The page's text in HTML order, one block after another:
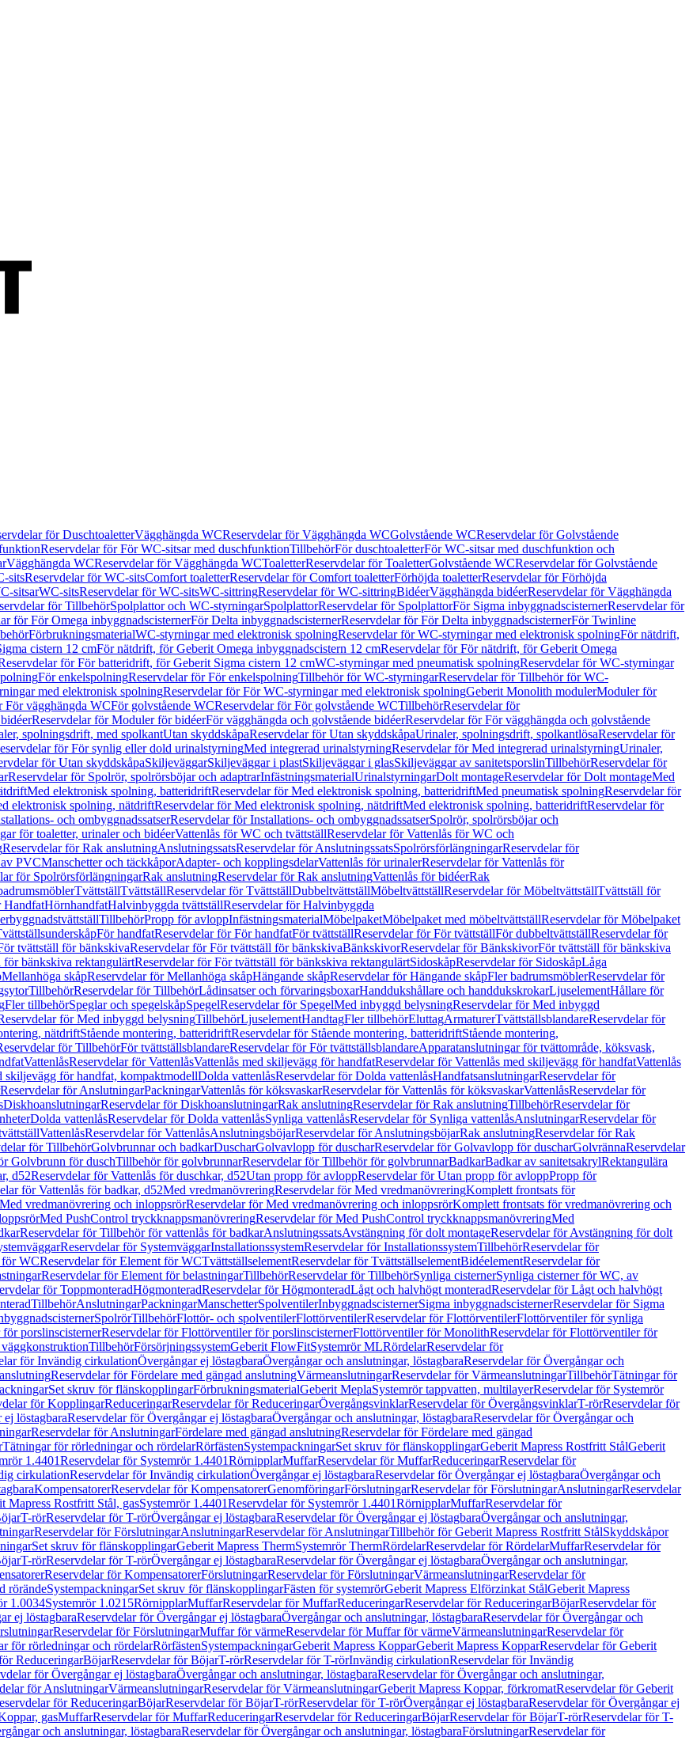
för DuschtoaletterVägghängda WCReservdelar för Vägghängda WCGolvstående WCReservdelar för Golvstående
Reservdelar för För WC-sitsar med duschfunktionTillbehörFör duschtoaletterFör WC-sitsar med duschfunktion och
Vägghängda WCReservdelar för Vägghängda WCToaletterReservdelar för ToaletterGolvstående WCReservdelar för Golvstående
sitsReservdelar för WC-sitsComfort toaletterReservdelar för Comfort toaletterFörhöjda toaletterReservdelar för Förhöjda
sitsarWC-sitsReservdelar för WC-sitsWC-sittringReservdelar för WC-sittringBidéerVägghängda bidéerReservdelar för Vägghängda
för TillbehörSpolplattor och WC-styrningarSpolplattorReservdelar för SpolplattorFör Sigma inbyggnadscisternerReservdelar för
för För Omega inbyggnadscisternerFör Delta inbyggnadscisternerReservdelar för För Delta inbyggnadscisternerFör Twinline
FörbrukningsmaterialWC-styrningar med elektronisk spolningReservdelar för WC-styrningar med elektronisk spolningFör nätdrift,
cistern 12 cmFör nätdrift, för Geberit Omega inbyggnadscistern 12 cmReservdelar för För nätdrift, för Geberit Omega
för För batteridrift, för Geberit Sigma cistern 12 cmWC-styrningar med pneumatisk spolningReservdelar för WC-styrningar
För enkelspolningReservdelar för För enkelspolningTillbehör för WC-styrningarReservdelar för Tillbehör för WC-
med elektronisk spolningReservdelar för För WC-styrningar med elektronisk spolningGeberit Monolith modulerModuler för
För vägghängda WCFör golvstående WCReservdelar för För golvstående WCTillbehörReservdelar för
Reservdelar för Moduler för bidéerFör vägghängda och golvstående bidéerReservdelar för För vägghängda och golvstående
spolningsdrift, med spolkantUtan skyddskåpaReservdelar för Utan skyddskåpaUrinaler, spolningsdrift, spolkantlösaReservdelar för
för För synlig eller dold urinalstyrningMed integrerad urinalstyrningReservdelar för Med integrerad urinalstyrningUrinaler,
för Utan skyddskåpaSkiljeväggarSkiljeväggar i plastSkiljeväggar i glasSkiljeväggar av sanitetsporslinTillbehörReservdelar för
Reservdelar för Spolrör, spolrörsböjar och adaptrarInfästningsmaterialUrinalstyrningarDolt montageReservdelar för Dolt montageMed
Med elektronisk spolning, batteridriftReservdelar för Med elektronisk spolning, batteridriftMed pneumatisk spolningReservdelar för
elektronisk spolning, nätdriftReservdelar för Med elektronisk spolning, nätdriftMed elektronisk spolning, batteridriftReservdelar för
och ombyggnadssatserReservdelar för Installations- och ombyggnadssatserSpolrör, spolrörsböjar och
för toaletter, urinaler och bidéerVattenlås för WC och tvättställReservdelar för Vattenlås för WC och
Reservdelar för Rak anslutningAnslutningssatsReservdelar för AnslutningssatsSpolrörsförlängningarReservdelar för
PVCManschetter och täckkåporAdapter- och kopplingsdelarVattenlås för urinalerReservdelar för Vattenlås för
för SpolrörsförlängningarRak anslutningReservdelar för Rak anslutningVattenlås för bidéerRak
TvättställTvättställReservdelar för TvättställDubbeltvättställMöbeltvättställReservdelar för MöbeltvättställTvättställ för
HandfatHörnhandfatHalvinbyggda tvättställReservdelar för Halvinbyggda
TillbehörPropp för avloppInfästningsmaterialMöbelpaketMöbelpaket med möbeltvättställReservdelar för Möbelpaket
För handfatReservdelar för För handfatFör tvättställReservdelar för För tvättställFör dubbeltvättställReservdelar för
tvättställ för bänkskivaReservdelar för För tvättställ för bänkskivaBänkskivorReservdelar för BänkskivorFör tvättställ för bänkskiva
för bänkskiva rektangulärtReservdelar för För tvättställ för bänkskiva rektangulärtSidoskåpReservdelar för SidoskåpLåga
Mellanhöga skåpReservdelar för Mellanhöga skåpHängande skåpReservdelar för Hängande skåpFler badrumsmöblerReservdelar för
TillbehörReservdelar för TillbehörLådinsatser och förvaringsboxarHanddukshållare och handdukskrokarLjuselementHållare för
Fler tillbehörSpeglar och spegelskåpSpegelReservdelar för SpegelMed inbyggd belysningReservdelar för Med inbyggd
för Med inbyggd belysningTillbehörLjuselementHandtagFler tillbehörEluttagArmaturerTvättställsblandareReservdelar för
nätdriftStående montering, batteridriftReservdelar för Stående montering, batteridriftStående montering,
för TillbehörFör tvättställsblandareReservdelar för För tvättställsblandareApparatanslutningar för tvättområde, köksvask,
VattenlåsReservdelar för VattenlåsVattenlås med skiljevägg för handfatReservdelar för Vattenlås med skiljevägg för handfatVattenlås
skiljevägg för handfat, kompaktmodellDolda vattenlåsReservdelar för Dolda vattenlåsHandfatsanslutningarReservdelar för
Reservdelar för AnslutningarPackningarVattenlås för köksvaskarReservdelar för Vattenlås för köksvaskarVattenlåsReservdelar för
DiskhoanslutningarReservdelar för DiskhoanslutningarRak anslutningReservdelar för Rak anslutningTillbehörReservdelar för
Dolda vattenlåsReservdelar för Dolda vattenlåsSynliga vattenlåsReservdelar för Synliga vattenlåsAnslutningarReservdelar för
VattenlåsReservdelar för VattenlåsAnslutningsböjarReservdelar för AnslutningsböjarRak anslutningReservdelar för Rak
för TillbehörGolvbrunnar och badkarDuscharGolvavlopp för duscharReservdelar för Golvavlopp för duscharGolvrännaReservdelar
Golvbrunn för duschTillbehör för golvbrunnarReservdelar för Tillbehör för golvbrunnarBadkarBadkar av sanitetsakrylRektangulära
d52Reservdelar för Vattenlås för duschkar, d52Utan propp för avloppReservdelar för Utan propp för avloppPropp för
för Vattenlås för badkar, d52Med vredmanövreringReservdelar för Med vredmanövreringKomplett frontsats för
Med vredmanövrering och inloppsrörReservdelar för Med vredmanövrering och inloppsrörKomplett frontsats för vredmanövrering och
Med PushControl tryckknappsmanövreringReservdelar för Med PushControl tryckknappsmanövreringMed
Reservdelar för Tillbehör för vattenlås för badkarAnslutningssatsAvstängning för dolt montageReservdelar för Avstängning för dolt
Reservdelar för SystemväggarInstallationssystemReservdelar för InstallationssystemTillbehörReservdelar för
för WCReservdelar för Element för WCTvättställselementReservdelar för TvättställselementBidéelementReservdelar för
Reservdelar för Element för belastningarTillbehörReservdelar för TillbehörSynliga cisternerSynliga cisterner för WC, av
för ToppmonteradHögmonteradReservdelar för HögmonteradLågt och halvhögt monteradReservdelar för Lågt och halvhögt
TillbehörAnslutningarPackningarManschetterSpolventilerInbyggnadscisternerSigma inbyggnadscisternerReservdelar för Sigma
SpolrörTillbehörFlottör- och spolventilerFlottörventilerReservdelar för FlottörventilerFlottörventiler för synliga
porslinscisternerReservdelar för Flottörventiler för porslinscisternerFlottörventiler för MonolithReservdelar för Flottörventiler för
TillbehörFörsörjningssystemGeberit FlowFitSystemrör MLRördelarReservdelar för
för Invändig cirkulationÖvergångar ej löstagbaraÖvergångar och anslutningar, löstagbaraReservdelar för Övergångar och
Reservdelar för Fördelare med gängad anslutningVärmeanslutningarReservdelar för VärmeanslutningarTillbehörTätningar för
Set skruv för flänskopplingarFörbrukningsmaterialGeberit MeplaSystemrör tappvatten, multilayerReservdelar för Systemrör
för KopplingarReduceringarReservdelar för ReduceringarÖvergångsvinklarReservdelar för ÖvergångsvinklarT-rörReservdelar för
ej löstagbaraReservdelar för Övergångar ej löstagbaraÖvergångar och anslutningar, löstagbaraReservdelar för Övergångar och
Reservdelar för AnslutningarFördelare med gängad anslutningReservdelar för Fördelare med gängad
Tätningar för rörledningar och rördelarRörfästenSystempackningarSet skruv för flänskopplingarGeberit Mapress Rostfritt StålGeberit
1.4401Reservdelar för Systemrör 1.4401RörnipplarMuffarReservdelar för MuffarReduceringarReservdelar för
cirkulationReservdelar för Invändig cirkulationÖvergångar ej löstagbaraReservdelar för Övergångar ej löstagbaraÖvergångar och
KompensatorerReservdelar för KompensatorerGenomföringarFörslutningarReservdelar för FörslutningarAnslutningarReservdelar
Mapress Rostfritt Stål, gasSystemrör 1.4401Reservdelar för Systemrör 1.4401RörnipplarMuffarReservdelar för
T-rörReservdelar för T-rörÖvergångar ej löstagbaraReservdelar för Övergångar ej löstagbaraÖvergångar och anslutningar,
Reservdelar för FörslutningarAnslutningarReservdelar för AnslutningarTillbehör för Geberit Mapress Rostfritt StålSkyddskåpor
Set skruv för flänskopplingarGeberit Mapress ThermSystemrör ThermRördelarReservdelar för RördelarMuffarReservdelar för
T-rörReservdelar för T-rörÖvergångar ej löstagbaraReservdelar för Övergångar ej löstagbaraÖvergångar och anslutningar,
Reservdelar för KompensatorerFörslutningarReservdelar för FörslutningarVärmeanslutningarReservdelar för
rörändeSystempackningarSet skruv för flänskopplingarFästen för systemrörGeberit Mapress Elförzinkat StålGeberit Mapress
1.0034Systemrör 1.0215RörnipplarMuffarReservdelar för MuffarReduceringarReservdelar för ReduceringarBöjarReservdelar för
ej löstagbaraReservdelar för Övergångar ej löstagbaraÖvergångar och anslutningar, löstagbaraReservdelar för Övergångar och
Reservdelar för FörslutningarMuffar för värmeReservdelar för Muffar för värmeVärmeanslutningarReservdelar för
för rörledningar och rördelarRörfästenSystempackningarGeberit Mapress KopparGeberit Mapress KopparReservdelar för Geberit
ReduceringarBöjarReservdelar för BöjarT-rörReservdelar för T-rörInvändig cirkulationReservdelar för Invändig
för Övergångar ej löstagbaraÖvergångar och anslutningar, löstagbaraReservdelar för Övergångar och anslutningar,
för AnslutningarVärmeanslutningarReservdelar för VärmeanslutningarGeberit Mapress Koppar, förkromatReservdelar för Geberit
för ReduceringarBöjarReservdelar för BöjarT-rörReservdelar för T-rörÖvergångar ej löstagbaraReservdelar för Övergångar ej
gasMuffarReservdelar för MuffarReduceringarReservdelar för ReduceringarBöjarReservdelar för BöjarT-rörReservdelar för T-
och anslutningar, löstagbaraReservdelar för Övergångar och anslutningar, löstagbaraFörslutningarReservdelar för